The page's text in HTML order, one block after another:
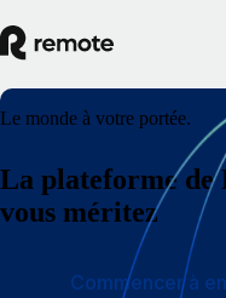
Le monde à votre portée.
La plateforme
vous méritez
Commencer à